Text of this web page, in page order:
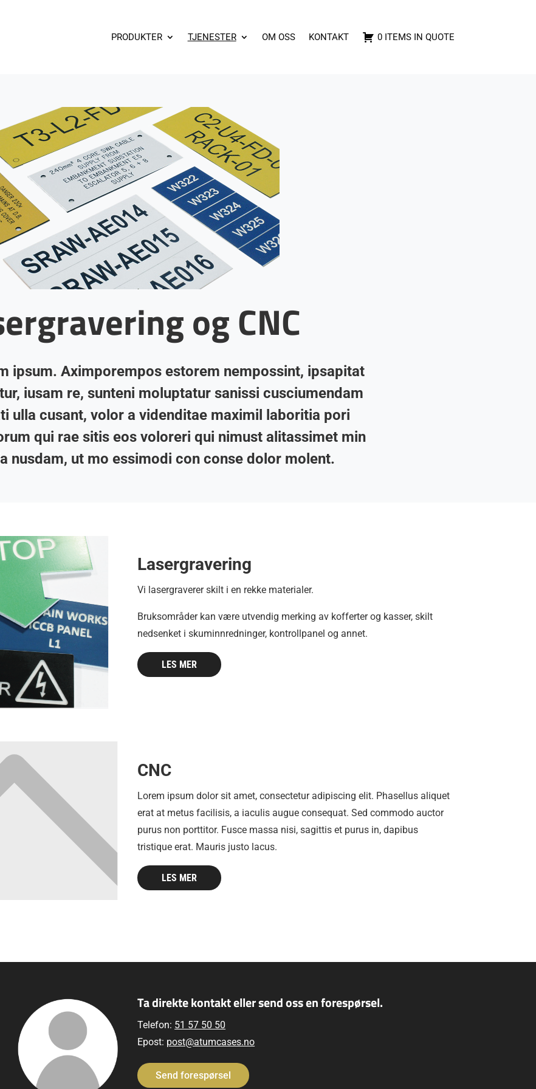
PRODUKTER TJENESTER OM OSS KONTAKT 0 ITEMS IN QUOTE
og CNC
ipsum. Aximporempos estorem nempossint, ipsapitat
iusam re, sunteni moluptatur sanissi cusciumendam
ulla cusant, volor a videnditae maximil laboritia pori
qui rae sitis eos voloreri qui nimust alitassimet min
nusdam, ut mo essimodi con conse dolor molent.
Lasergravering
Vi lasergraverer skilt i en rekke materialer.
Bruksområder kan være utvendig merking av kofferter og kasser, skilt
nedsenket i skuminnredninger, kontrollpanel og annet.
LES MER
CNC
Lorem ipsum dolor sit amet, consectetur adipiscing elit. Phasellus aliquet
erat at metus facilisis, a iaculis augue consequat. Sed commodo auctor
purus non porttitor. Fusce massa nisi, sagittis et purus in, dapibus
tristique erat. Mauris justo lacus.
LES MER
Ta direkte kontakt eller send oss en forespørsel.
Telefon: 51 57 50 50
Epost: post@atumcases.no
Send forespørsel